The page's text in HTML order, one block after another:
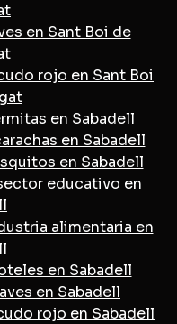
en Sant Boi de
rojo en Sant Boi
en Sabadell
en Sabadell
en Sabadell
educativo en
alimentaria en
en Sabadell
en Sabadell
rojo en Sabadell